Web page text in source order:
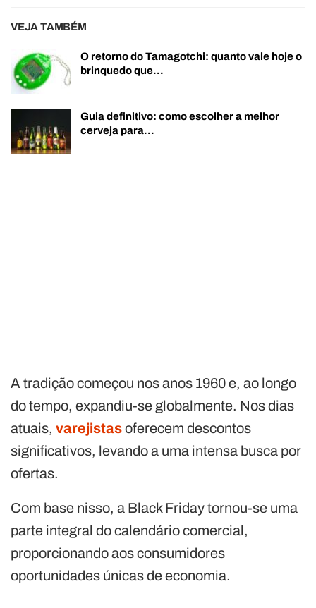
VEJA TAMBÉM
O retorno do Tamagotchi: quanto vale hoje o
brinquedo que…
Guia definitivo: como escolher a melhor
cerveja para…
A tradição começou nos anos 1960 e, ao longo
do tempo, expandiu-se globalmente. Nos dias
atuais, varejistasoferecem descontos
significativos, levando a uma intensa busca por
ofertas.
Com base nisso, a Black Friday tornou-se uma
parte integral do calendário comercial,
proporcionando aos consumidores
oportunidades únicas de economia.